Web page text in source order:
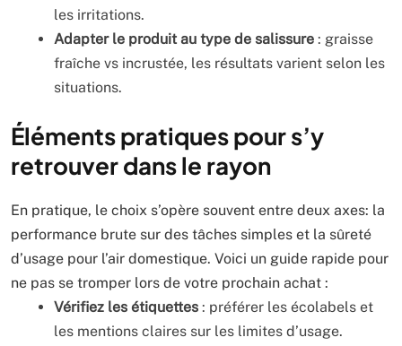
les irritations.
Adapter le produit au type de salissure : graisse
fraîche vs incrustée, les résultats varient selon les
situations.
Éléments pratiques pour s’y
retrouver dans le rayon
En pratique, le choix s’opère souvent entre deux axes: la
performance brute sur des tâches simples et la sûreté
d’usage pour l’air domestique. Voici un guide rapide pour
ne pas se tromper lors de votre prochain achat :
Vérifiez les étiquettes : préférer les écolabels et
les mentions claires sur les limites d’usage.